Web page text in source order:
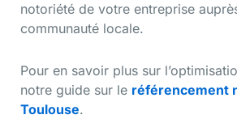
notoriété de votre entreprise
communauté locale.
Pour en savoir plus sur
notre guide sur le référencement
Toulouse.